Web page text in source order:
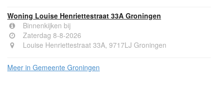
Woning Louise Henriettestraat 33A Groningen
Binnenkijken bij
Zaterdag 8-8-2026
Louise Henriettestraat 33A, 9717LJ Groningen
Meer in Gemeente Groningen